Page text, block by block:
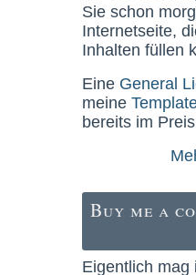
Sie schon
Internetseite,
Inhalten füllen
Eine General
meine
bereits im
Buy me a
Eigentlich mag